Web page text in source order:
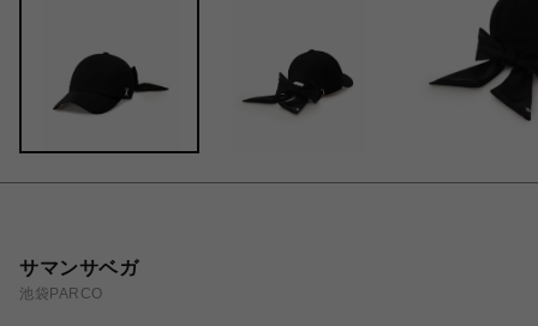
サマンサベガ
池袋PARCO